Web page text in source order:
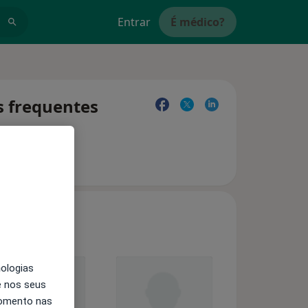
Entrar É médico?
frequentes
nos seus
nas